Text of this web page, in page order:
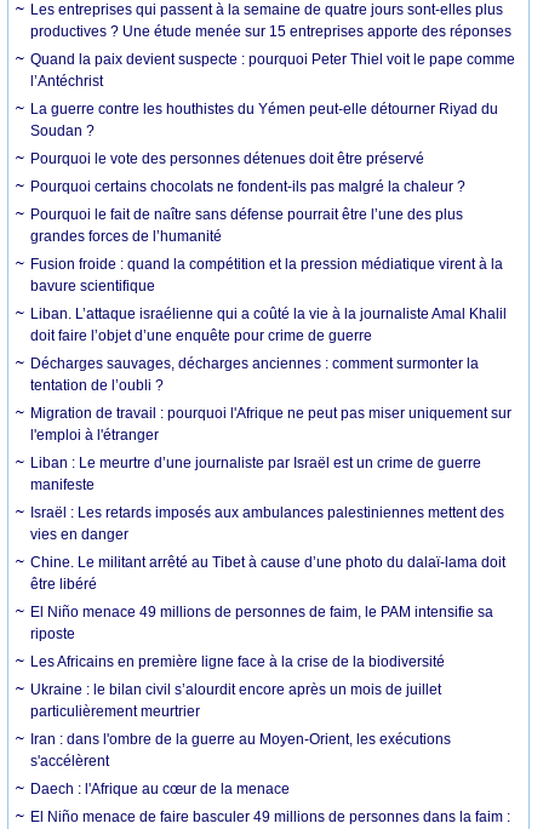
Les entreprises qui passent à la semaine de quatre jours sont-elles plus
productives ? Une étude menée sur 15 entreprises apporte des réponses
Quand la paix devient suspecte : pourquoi Peter Thiel voit le pape comme
l’Antéchrist
La guerre contre les houthistes du Yémen peut-elle détourner Riyad du
Soudan ?
Pourquoi le vote des personnes détenues doit être préservé
Pourquoi certains chocolats ne fondent-ils pas malgré la chaleur ?
Pourquoi le fait de naître sans défense pourrait être l’une des plus
grandes forces de l’humanité
Fusion froide : quand la compétition et la pression médiatique virent à la
bavure scientifique
Liban. L’attaque israélienne qui a coûté la vie à la journaliste Amal Khalil
doit faire l’objet d’une enquête pour crime de guerre
Décharges sauvages, décharges anciennes : comment surmonter la
tentation de l’oubli ?
Migration de travail : pourquoi l'Afrique ne peut pas miser uniquement sur
l'emploi à l'étranger
Liban : Le meurtre d’une journaliste par Israël est un crime de guerre
manifeste
Israël : Les retards imposés aux ambulances palestiniennes mettent des
vies en danger
Chine. Le militant arrêté au Tibet à cause d’une photo du dalaï-lama doit
être libéré
El Niño menace 49 millions de personnes de faim, le PAM intensifie sa
riposte
Les Africains en première ligne face à la crise de la biodiversité
Ukraine : le bilan civil s’alourdit encore après un mois de juillet
particulièrement meurtrier
Iran : dans l'ombre de la guerre au Moyen-Orient, les exécutions
s'accélèrent
Daech : l'Afrique au cœur de la menace
El Niño menace de faire basculer 49 millions de personnes dans la faim :